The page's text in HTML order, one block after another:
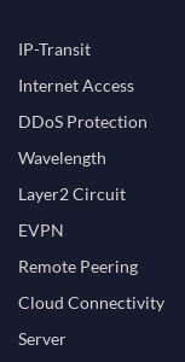
IP-Transit
Internet Access
DDoS Protection
Wavelength
Layer2 Circuit
EVPN
Remote Peering
Cloud Connectivity
Server